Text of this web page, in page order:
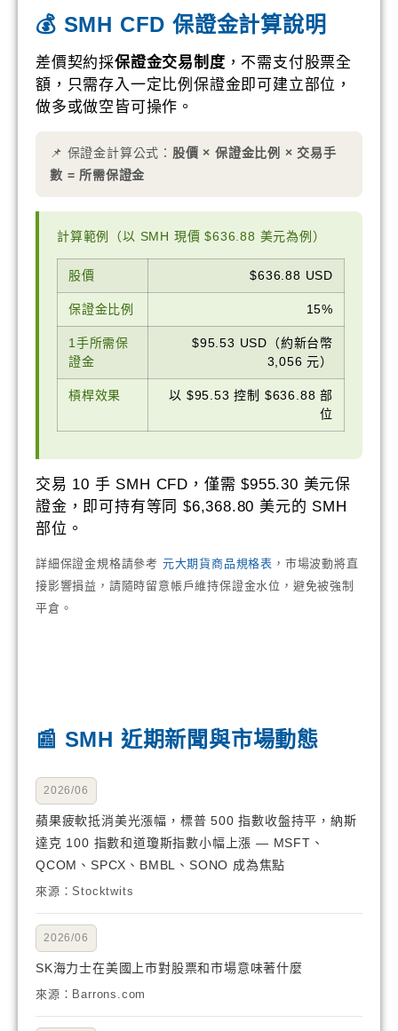
💰 SMH CFD 保證金計算說明
差價契約採保證金交易制度 ，不需支付股票全
額，只需存入一定比例保證金即可建立部位，
做多或做空皆可操作。
📌 保證金計算公式： 股價 × 保證金比例 × 交易手
數 = 所需保證金
計算範例（以 SMH 現價 $636.88 美元為例）
股價 $636.88 USD
保證金比例 15%
1手所需保
證金
$95.53 USD（約新台幣
3,056 元）
槓桿效果
以 $95.53 控制 $636.88 部
位
交易 10 手 SMH CFD，僅需 $955.30 美元保
證金，即可持有等同 $6,368.80 美元的 SMH
部位。
詳細保證金規格請參考 元大期貨商品規格表 ，市場波動將直
接影響損益，請隨時留意帳戶維持保證金水位，避免被強制
平倉。
📰 SMH 近期新聞與市場動態
2026/06
蘋果疲軟抵消美光漲幅，標普 500 指數收盤持平，納斯
達克 100 指數和道瓊斯指數小幅上漲 — MSFT、
QCOM、SPCX、BMBL、SONO 成為焦點
來源：Stocktwits
2026/06
SK海力士在美國上市對股票和市場意味著什麼
來源：Barrons.com